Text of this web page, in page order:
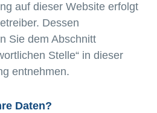
auf dieser Website erfolgt
Dessen
Sie dem Abschnitt
Stelle“ in dieser
entnehmen.
Daten?